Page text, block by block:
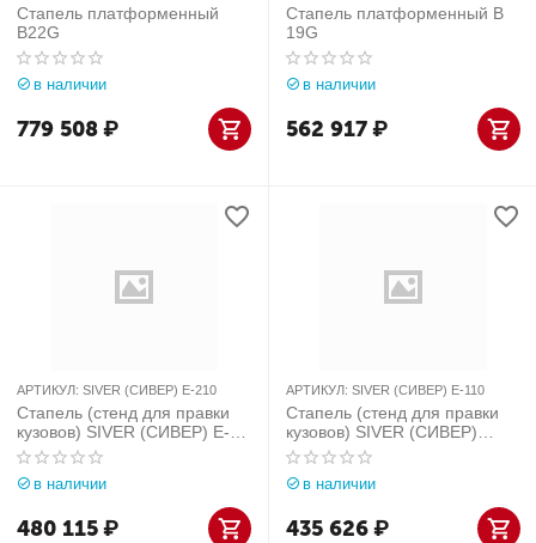
Стапель платформенный
B22G
в наличии
779 508₽
Стапель платформенный B
19G
в наличии
562 917₽
АРТИКУЛ: SIVER (СИВЕР) E-210
Стапель (стенд для правки
кузовов) SIVER (СИВЕР) E-
209
в наличии
480 115₽
АРТИКУЛ: SIVER (СИВЕР) Е-110
Стапель (стенд для правки
кузовов) SIVER (СИВЕР)
Е-109
в наличии
435 626₽